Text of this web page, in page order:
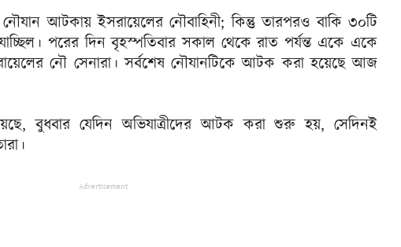
আটকায় ইসরায়েলের নৌবাহিনী; কিন্তু তারপরও বাকি ৩০টি
পরের দিন বৃহস্পতিবার সকাল থেকে রাত পর্যন্ত একে একে
নৌ সেনারা। সর্বশেষ নৌযানটিকে আটক করা হয়েছে আজ
বুধবার যেদিন অভিযাত্রীদের আটক করা শুরু হয়, সেদিনই
Advertisement